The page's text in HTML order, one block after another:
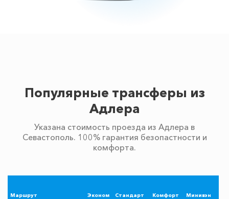
Популярные трансферы из
Адлера
Указана стоимость проезда из Адлера в
Севастополь. 100% гарантия безопастности и
комфорта.
Маршрут Эконом Стандарт Комфорт Минивэн